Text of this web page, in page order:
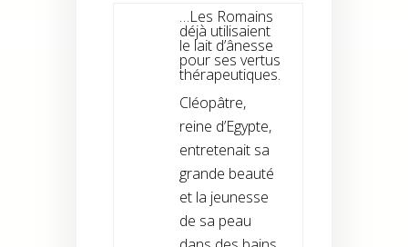
…Les Romains
déjà utilisaient
le lait d’ânesse
pour ses vertus
thérapeutiques.
Cléopâtre,
reine d’Egypte,
entretenait sa
grande beauté
et la jeunesse
de sa peau